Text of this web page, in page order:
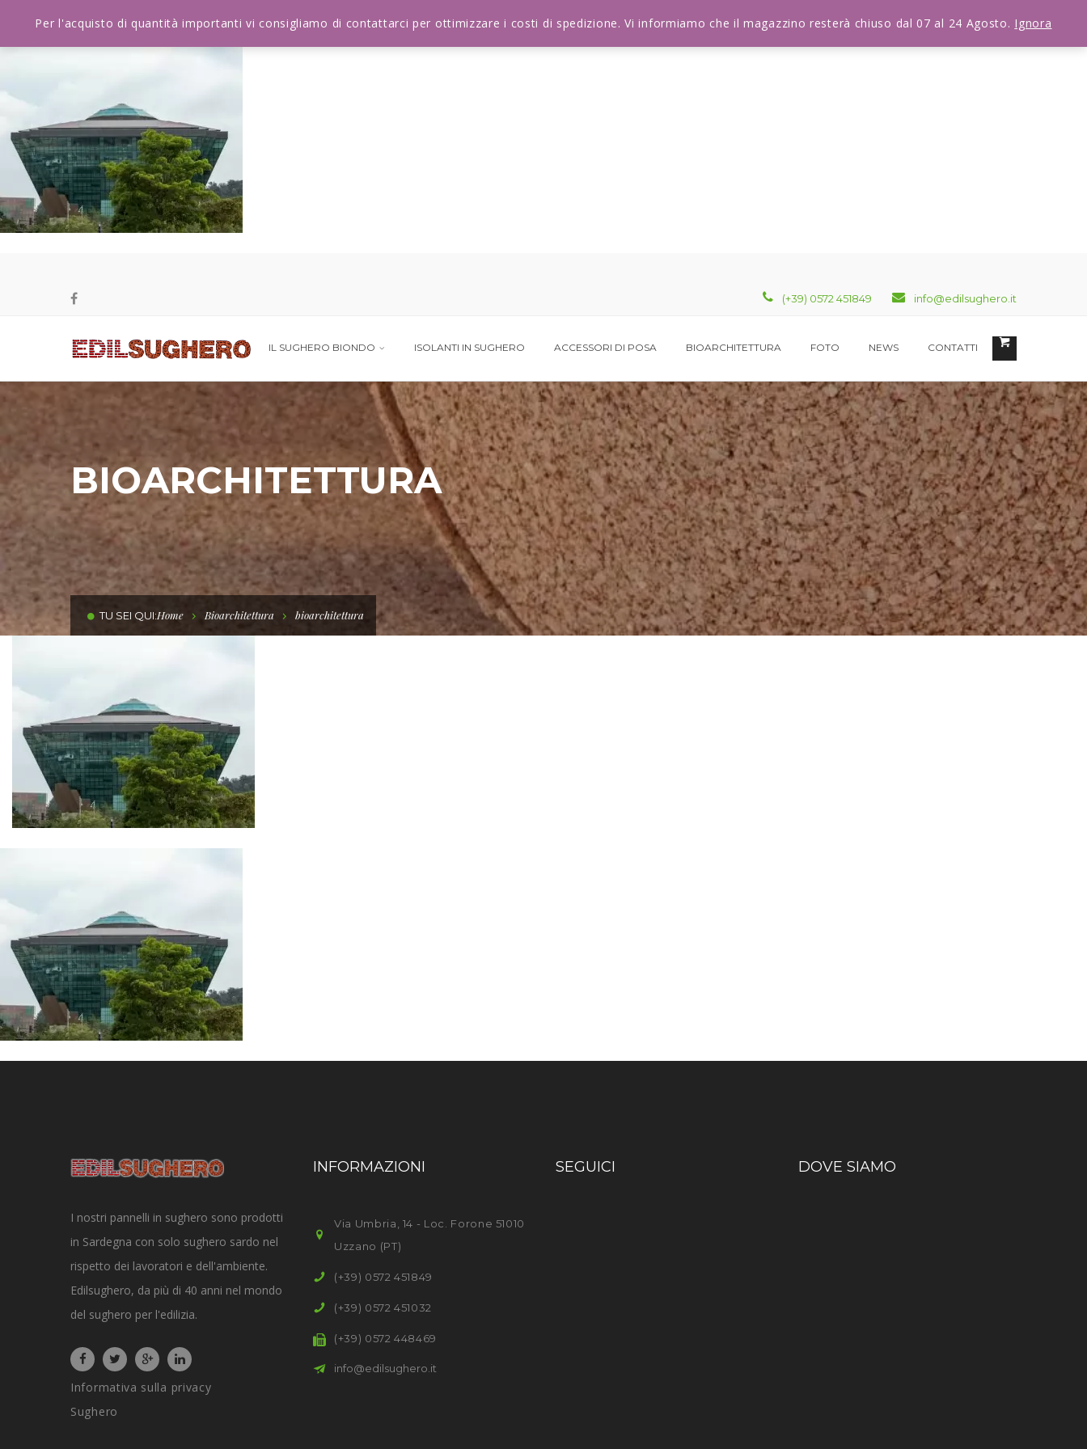
(+39) 0572 451849 info@edilsughero.it
IL SUGHERO BIONDO ISOLANTI IN SUGHERO ACCESSORI DI POSA BIOARCHITETTURA FOTO NEWS CONTATTI
BIOARCHITETTURA
TU SEI QUI:Home Bioarchitettura bioarchitettura
I nostri pannelli in sughero sono prodotti
in Sardegna con solo sughero sardo nel
rispetto dei lavoratori e dell'ambiente.
Edilsughero, da più di 40 anni nel mondo
del sughero per l'edilizia.
Informativa sulla privacy
Sughero
INFORMAZIONI
Via Umbria, 14 - Loc. Forone 51010
Uzzano (PT)
(+39) 0572 451849
(+39) 0572 451032
(+39) 0572 448469
info@edilsughero.it
SEGUICI DOVE SIAMO
Per l'acquisto di quantità importanti vi consigliamo di contattarci per ottimizzare i costi di spedizione. Vi informiamo che il magazzino resterà chiuso dal 07 al 24 Agosto. Ignora